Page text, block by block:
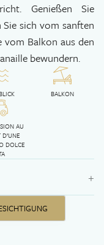
Genießen Sie
sich vom sanften
vom Balkon aus den
bewundern.
BALKON
AU
DOLCE
+